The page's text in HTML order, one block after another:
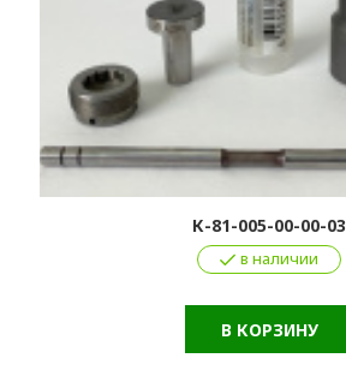
К-81-005-00-00-03
в наличии
В КОРЗИНУ